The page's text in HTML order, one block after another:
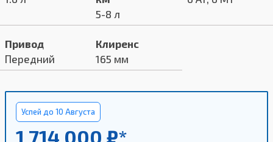
5-8 л
Привод
Передний
Клиренс
165 мм
Успей до 10 Августа
1 714 000 ₽*